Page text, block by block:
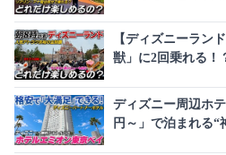
【ディズニーラン
獣」に2回乗れる！
ディズニー周辺ホ
円～」で泊まれる“